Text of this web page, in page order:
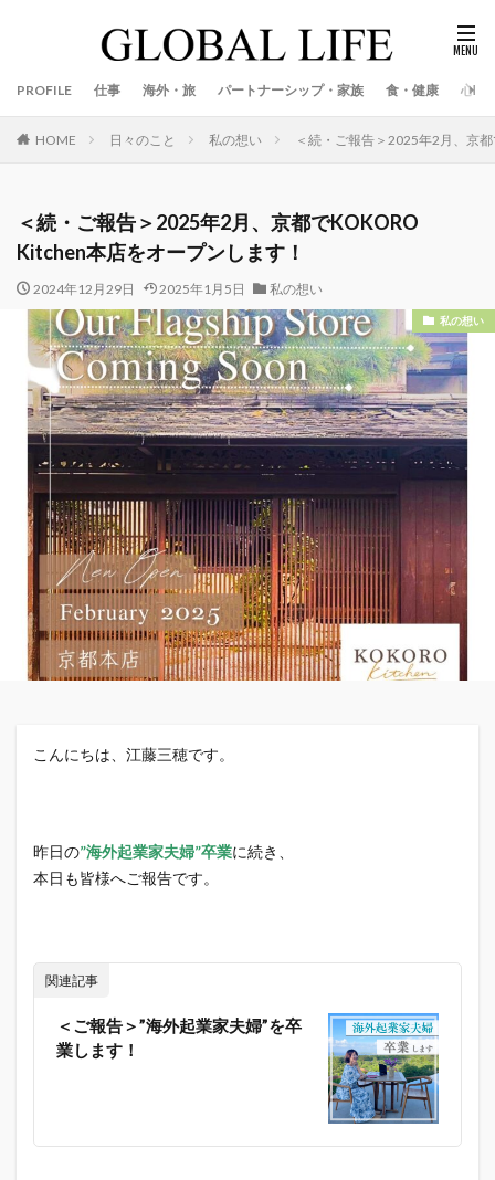
PROFILE 仕事 海外・旅 パートナーシップ・家族 食・健康 心
HOME 日々のこと 私の想い ＜続・ご報告＞2025年2月、京
＜続・ご報告＞2025年2月、京都でKOKORO
Kitchen本店をオープンします！
2024年12月29日 2025年1月5日 私の想い
私の想い
こんにちは、江藤三穂です。
昨日の”海外起業家夫婦”卒業に続き、
本日も皆様へご報告です。
関連記事
＜ご報告＞”海外起業家夫婦”を卒
業します！